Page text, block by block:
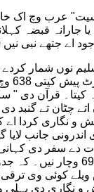
عرب وچ اک
نبی نیں 630 وچ دورہ کیتا۔
نوں شمار کردے
کیتا۔ قرآن دی "
چٹان تے گنبد
دے سفر دی
یروشلیم دے متعلق 692
کوئی وی